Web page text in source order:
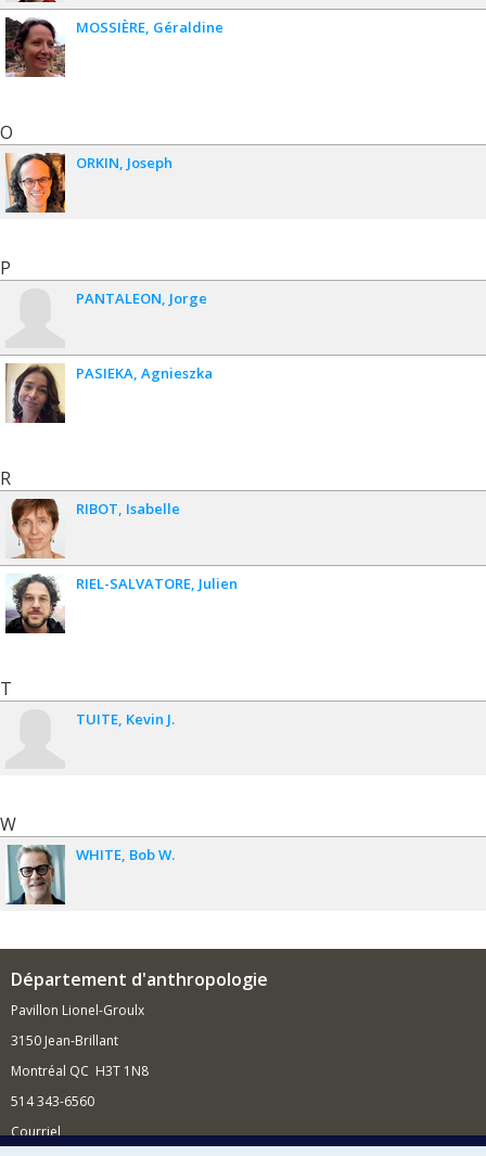
MOSSIÈRE Géraldine
O
ORKIN Joseph
P
PANTALEON Jorge
PASIEKA Agnieszka
R
RIBOT Isabelle
RIEL-SALVATORE Julien
T
TUITE Kevin J.
W
WHITE Bob W.
Département d'anthropologie
Pavillon Lionel-Groulx
3150 Jean-Brillant
Montréal QC H3T 1N8
514 343-6560
Courriel